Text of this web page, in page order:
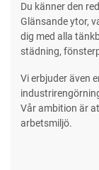
Du känner den
Glänsande ytor,
dig med alla
städning,
Vi erbjuder även
Vår ambition är
arbetsmiljö.